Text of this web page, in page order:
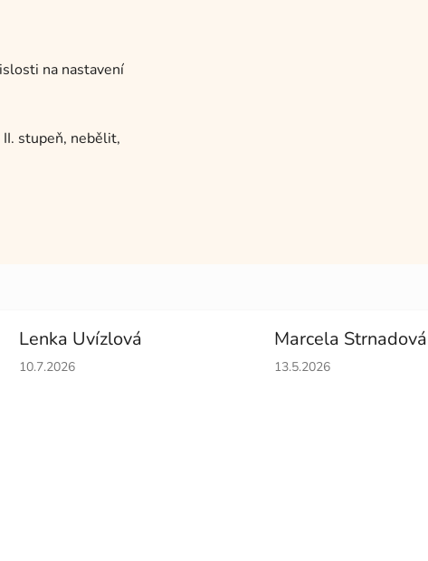
na nastavení
stupeň, nebělit,
Lenka Uvízlová
Hodnocení obchodu je 5 z 5 hvězdiček.
10.7.2026
Marcela Strnadová
Hodnocení obchodu je
13.5.2026